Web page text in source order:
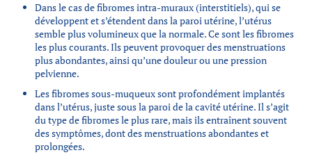
Dans le cas de fibromes intra-muraux (interstitiels), qui se
développent et s’étendent dans la paroi utérine, l’utérus
semble plus volumineux que la normale. Ce sont les fibromes
les plus courants. Ils peuvent provoquer des menstruations
plus abondantes, ainsi qu’une douleur ou une pression
pelvienne.
Les fibromes sous-muqueux sont profondément implantés
dans l’utérus, juste sous la paroi de la cavité utérine. Il s’agit
du type de fibromes le plus rare, mais ils entraînent souvent
des symptômes, dont des menstruations abondantes et
prolongées.